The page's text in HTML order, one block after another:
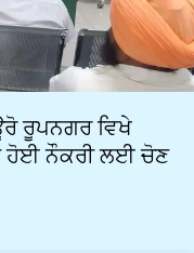
ਰੂਪਨਗਰ ਵਿਖੇ
ਹੋਈ ਨੌਕਰੀ ਲਈ ਚੋਣ